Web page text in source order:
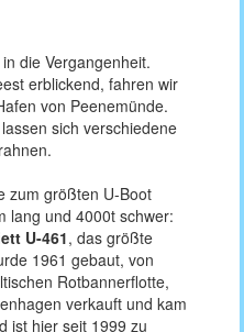
die Vergangenheit.
erblickend, fahren wir
von Peenemünde.
sich verschiedene
zum größten U-Boot
lang und 4000t schwer:
U-461, das größte
1961 gebaut, von
Rotbannerflotte,
verkauft und kam
ist hier seit 1999 zu